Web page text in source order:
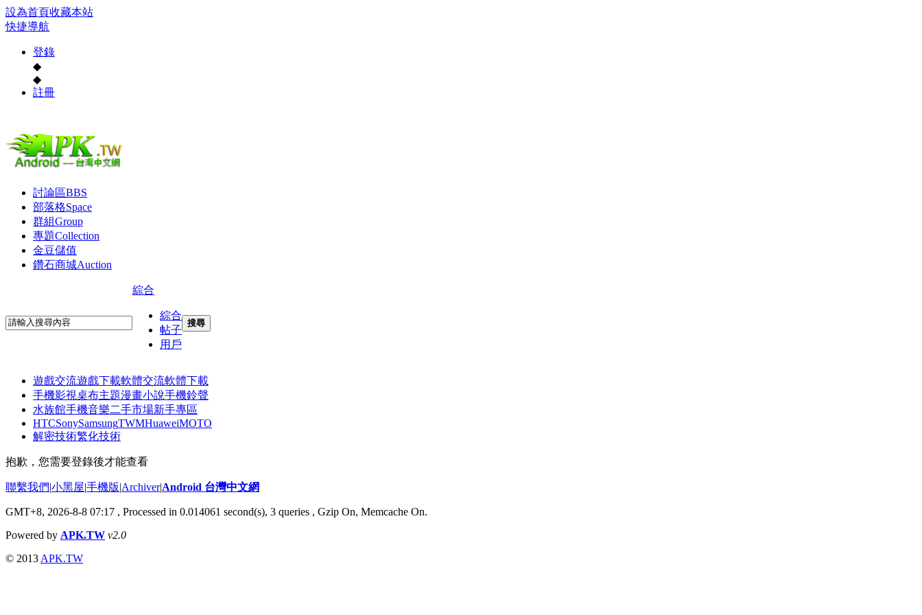
設為首頁收藏本站
快捷導航
登錄
◆
◆
註冊
討論區BBS
部落格Space
群組Group
專題Collection
金豆儲值
鑽石商城Auction
綜合
綜合
帖子
用戶
搜尋
遊戲交流遊戲下載軟體交流軟體下載
手機影視桌布主題漫畫小說手機鈴聲
水族館手機音樂二手市場新手專區
HTCSonySamsungTWMHuaweiMOTO
解密技術繁化技術
抱歉，您需要登錄後才能查看
聯繫我們|小黑屋|手機版|Archiver|Android 台灣中文網
GMT+8, 2026-8-8 07:17 , Processed in 0.014061 second(s), 3 queries , Gzip On, Memcache On.
Powered by APK.TW v2.0
© 2013 APK.TW